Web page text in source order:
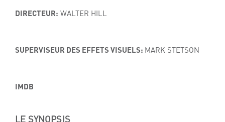
DIRECTEUR: WALTER HILL
SUPERVISEUR DES EFFETS VISUELS: MARK STETSON
IMDB
LE SYNOPSIS